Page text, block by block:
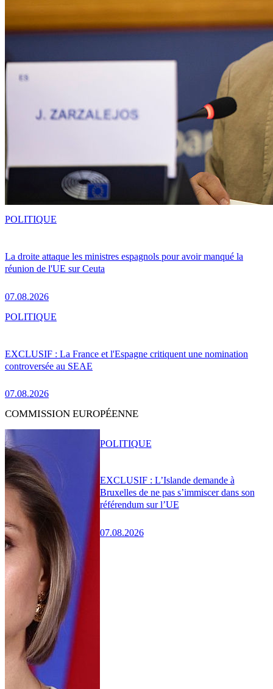
La droite attaque les ministres espagnols pour avoir manqué la
réunion de l'UE sur Ceuta
07.08.2026
POLITIQUE
EXCLUSIF : La France et l'Espagne critiquent une nomination
controversée au SEAE
07.08.2026
POLITIQUE
COMMISSION EUROPÉENNE
EXCLUSIF : L’Islande demande à
Bruxelles de ne pas s’immiscer dans son
référendum sur l’UE
07.08.2026
POLITIQUE